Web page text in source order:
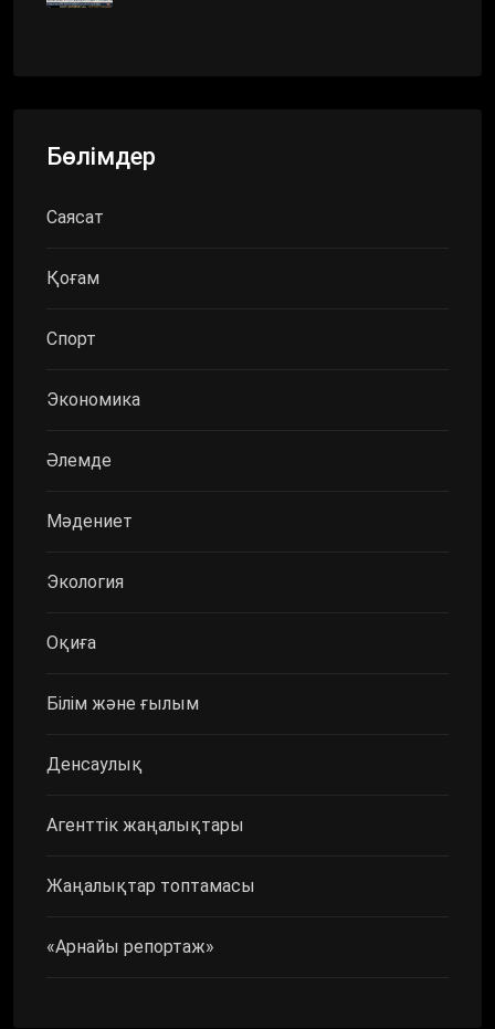
Бөлімдер
Саясат
Қоғам
Спорт
Экономика
Әлемде
Мәдениет
Экология
Оқиға
Білім және ғылым
Денсаулық
Агенттік жаңалықтары
Жаңалықтар топтамасы
«Арнайы репортаж»